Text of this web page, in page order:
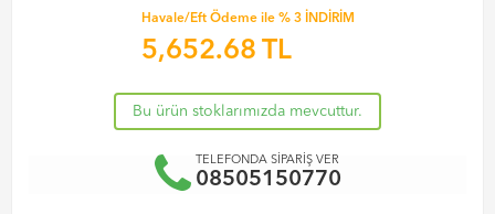
Havale/Eft Ödeme ile % 3 İNDİRİM
5,652.68 TL
Bu ürün stoklarımızda mevcuttur.
TELEFONDA SİPARİŞ VER
08505150770